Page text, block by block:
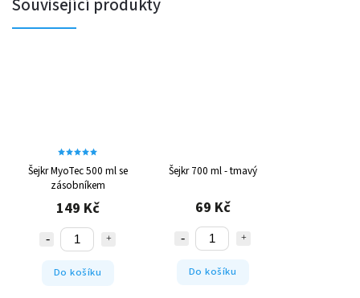
Související produkty
Šejkr MyoTec 500 ml se
zásobníkem
149 Kč
Do košíku
Šejkr 700 ml - tmavý
69 Kč
Do košíku